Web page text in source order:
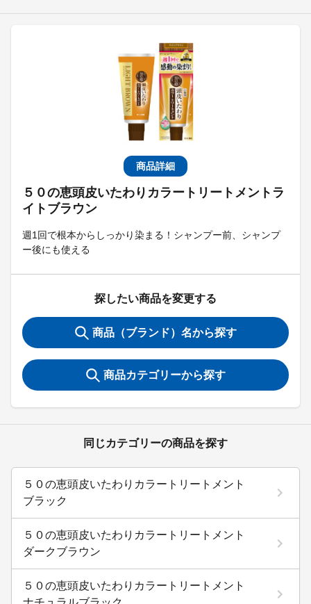
商品詳細
５０の恵頭皮いたわりカラートリートメントラ
イトブラウン
週1回で根本からしっかり染まる！シャンプー前、シャンプ
ー後にも使える
探したい商品を変更する
商品（ブランド）名から探す
商品カテゴリーから探す
同じカテゴリーの商品を探す
５０の恵頭皮いたわりカラートリートメント
ブラック
５０の恵頭皮いたわりカラートリートメント
ダークブラウン
５０の恵頭皮いたわりカラートリートメント